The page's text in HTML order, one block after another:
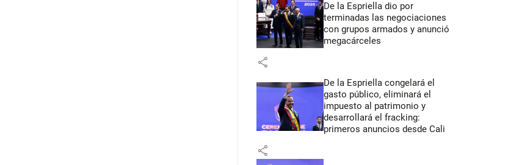
De la Espriella dio por
terminadas las negociaciones
con grupos armados y anunció
megacárceles
share
De la Espriella congelará el
gasto público, eliminará el
impuesto al patrimonio y
desarrollará el fracking:
primeros anuncios desde Cali
share